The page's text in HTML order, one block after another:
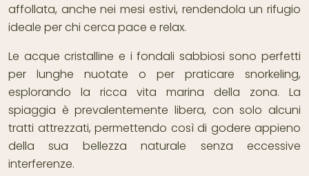
affollata, anche nei mesi estivi, rendendola un rifugio
ideale per chi cerca pace e relax.
Le acque cristalline e i fondali sabbiosi sono perfetti
per lunghe nuotate o per praticare snorkeling,
esplorando la ricca vita marina della zona. La
spiaggia è prevalentemente libera, con solo alcuni
tratti attrezzati, permettendo così di godere appieno
della sua bellezza naturale senza eccessive
interferenze.